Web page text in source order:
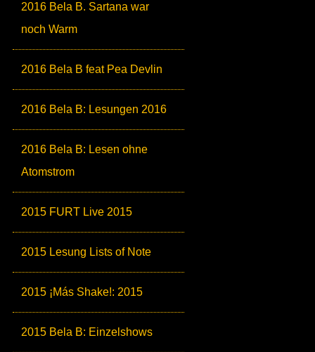
2016 Bela B. Sartana war
noch Warm
2016 Bela B feat Pea Devlin
2016 Bela B: Lesungen 2016
2016 Bela B: Lesen ohne
Atomstrom
2015 FURT Live 2015
2015 Lesung Lists of Note
2015 ¡Más Shake!: 2015
2015 Bela B: Einzelshows